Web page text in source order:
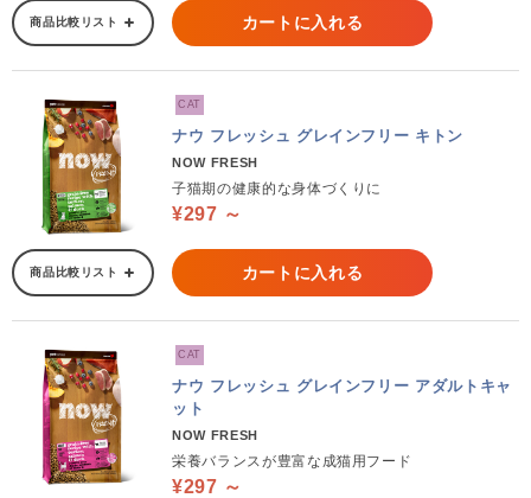
商品比較リスト カートに入れる
CAT
ナウ フレッシュ グレインフリー キトン
NOW FRESH
子猫期の健康的な身体づくりに
¥297 ～
商品比較リスト カートに入れる
CAT
ナウ フレッシュ グレインフリー アダルトキャ
ット
NOW FRESH
栄養バランスが豊富な成猫用フード
¥297 ～